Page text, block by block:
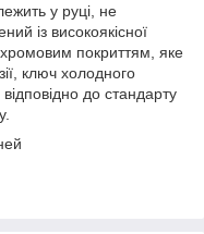
у руці, не
із високоякісної
хромовим покриттям, яке
ключ холодного
до стандарту